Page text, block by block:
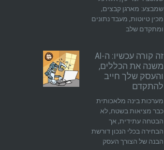
שמבצע: מארגן קבצים,
מכין טיוטות, מעבד נתונים
ומתקדם שלב
זה קורה עכשיו: ה-AI
משנה את הכללים,
והעסק שלך חייב
להתקדם
מערכות בינה מלאכותית
כבר מציאות בשטח, לא
הבטחה עתידית, אך
הבחירה בכלי הנכון דורשת
הבנה של הצורך העסק